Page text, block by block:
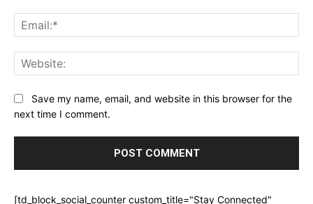
Save my name, email, and website in this browser for the
next time I comment.
[td_block_social_counter custom_title="Stay Connected"